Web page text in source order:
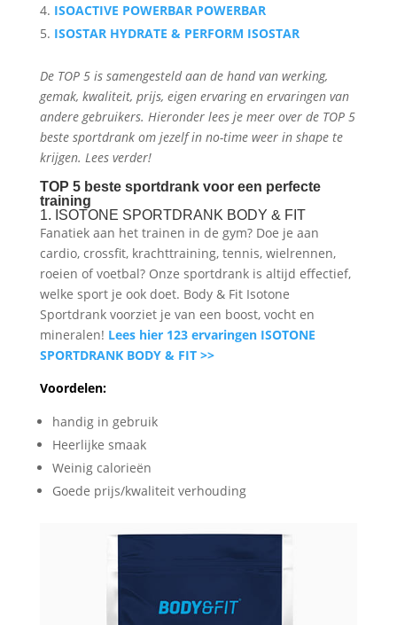
ISOACTIVE POWERBAR POWERBAR
ISOSTAR HYDRATE & PERFORM ISOSTAR
De TOP 5 is samengesteld aan de hand van werking,
gemak, kwaliteit, prijs, eigen ervaring en ervaringen van
andere gebruikers. Hieronder lees je meer over de TOP 5
beste sportdrank om jezelf in no-time weer in shape te
krijgen. Lees verder!
TOP 5 beste sportdrank voor een perfecte
training
1. ISOTONE SPORTDRANK BODY & FIT
Fanatiek aan het trainen in de gym? Doe je aan
cardio, crossfit, krachttraining, tennis, wielrennen,
roeien of voetbal? Onze sportdrank is altijd effectief,
welke sport je ook doet. Body & Fit Isotone
Sportdrank voorziet je van een boost, vocht en
mineralen! Lees hier 123 ervaringen ISOTONE
SPORTDRANK BODY & FIT >>
Voordelen:
handig in gebruik
Heerlijke smaak
Weinig calorieën
Goede prijs/kwaliteit verhouding